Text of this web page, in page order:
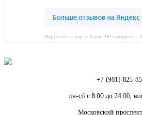
Big bears на карте Санкт‑Петербурга —
+7 (981) 825-
пн-сб с 8:00 до 24:00,
Московский